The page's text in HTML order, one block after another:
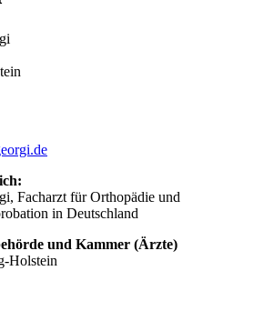
Facharzt für Orthopädie und
in Deutschland
und Kammer (Ärzte)
Holstein